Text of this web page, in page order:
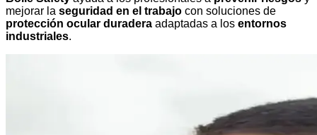
mejorar la seguridad en el trabajo con soluciones de
protección ocular duradera adaptadas a los entornos
industriales.